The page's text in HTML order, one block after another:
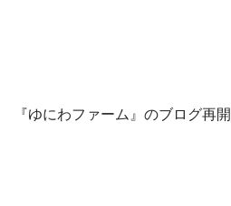
『ゆにわファーム』のブログ再